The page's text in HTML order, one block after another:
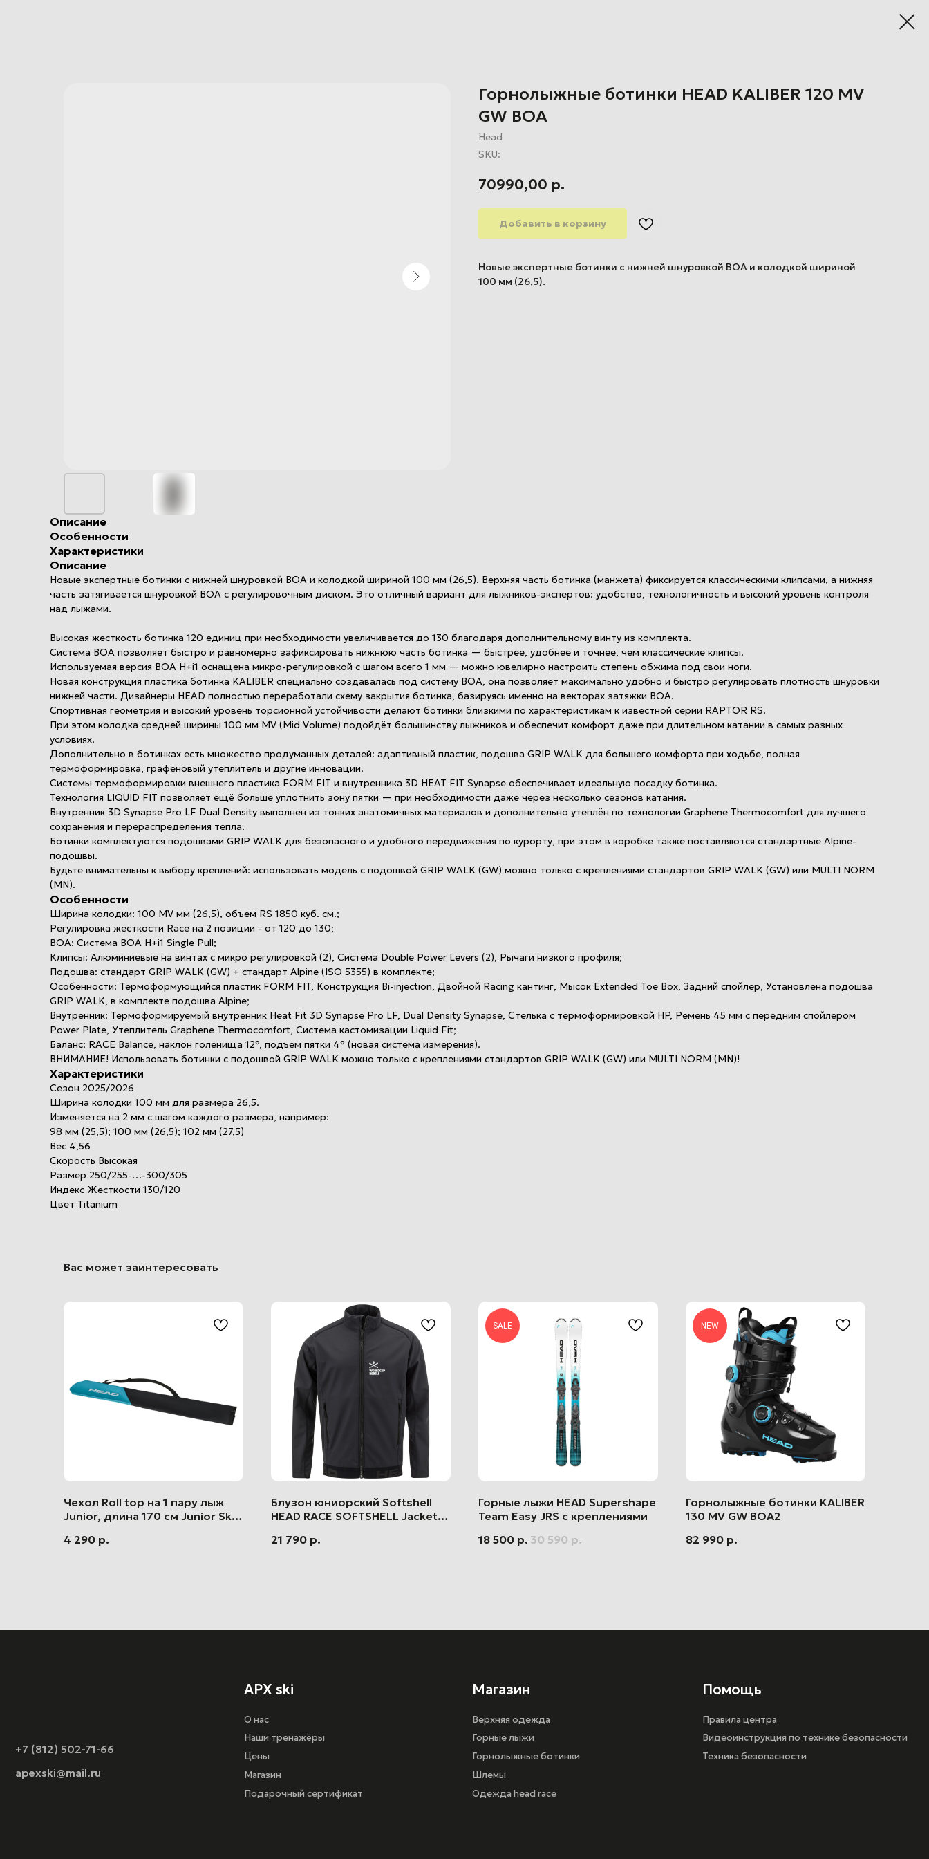
Горнолыжные ботинки HEAD KALIBER 120 MV
GW BOA
Head
SKU:
70990,00 р.
Добавить в корзину
Новые экспертные ботинки c нижней шнуровкой BOA и колодкой шириной
100 мм (26,5).
Описание
Особенности
Характеристики
Описание
Новые экспертные ботинки c нижней шнуровкой BOA и колодкой шириной 100 мм (26,5). Верхняя часть ботинка (манжета) фиксируется классическими клипсами, а нижняя
часть затягивается шнуровкой BOA с регулировочным диском. Это отличный вариант для лыжников-экспертов: удобство, технологичность и высокий уровень контроля
над лыжами.
Высокая жесткость ботинка 120 единиц при необходимости увеличивается до 130 благодаря дополнительному винту из комплекта.
Cистема BOA позволяет быстро и равномерно зафиксировать нижнюю часть ботинка — быстрее, удобнее и точнее, чем классические клипсы.
Используемая версия BOA H+i1 оснащена микро-регулировкой с шагом всего 1 мм — можно ювелирно настроить степень обжима под свои ноги.
Новая конструкция пластика ботинка KALIBER специально создавалась под систему BOA, она позволяет максимально удобно и быстро регулировать плотность шнуровки
нижней части. Дизайнеры HEAD полностью переработали схему закрытия ботинка, базируясь именно на векторах затяжки BOA.
Спортивная геометрия и высокий уровень торсионной устойчивости делают ботинки близкими по характеристикам к известной серии RAPTOR RS.
При этом колодка средней ширины 100 мм MV (Mid Volume) подойдёт большинству лыжников и обеспечит комфорт даже при длительном катании в самых разных
условиях.
Дополнительно в ботинках есть множество продуманных деталей: адаптивный пластик, подошва GRIP WALK для большего комфорта при ходьбе, полная
термоформировка, графеновый утеплитель и другие инновации.
Системы термоформировки внешнего пластика FORM FIT и внутренника 3D HEAT FIT Synapse обеспечивает идеальную посадку ботинка.
Технология LIQUID FIT позволяет ещё больше уплотнить зону пятки — при необходимости даже через несколько сезонов катания.
Внутренник 3D Synapse Pro LF Dual Density выполнен из тонких анатомичных материалов и дополнительно утеплён по технологии Graphene Thermocomfort для лучшего
сохранения и перераспределения тепла.
Ботинки комплектуются подошвами GRIP WALK для безопасного и удобного передвижения по курорту, при этом в коробке также поставляются стандартные Alpine-
подошвы.
Будьте внимательны к выбору креплений: использовать модель с подошвой GRIP WALK (GW) можно только с креплениями стандартов GRIP WALK (GW) или MULTI NORM
(MN).
Особенности
Ширина колодки: 100 MV мм (26,5), объем RS 1850 куб. см.;
Регулировка жесткости Race на 2 позиции - от 120 до 130;
BOA: Система BOA H+i1 Single Pull;
Клипсы: Алюминиевые на винтах с микро регулировкой (2), Система Double Power Levers (2), Рычаги низкого профиля;
Подошва: стандарт GRIP WALK (GW) + стандарт Alpine (ISO 5355) в комплекте;
Особенности: Термоформующийся пластик FORM FIT, Конструкция Bi-injection, Двойной Racing кантинг, Мысок Extended Toe Box, Задний спойлер, Установлена подошва
GRIP WALK, в комплекте подошва Alpine;
Внутренник: Термоформируемый внутренник Heat Fit 3D Synapse Pro LF, Dual Density Synapse, Стелька с термоформировкой HP, Ремень 45 мм c передним спойлером
Power Plate, Утеплитель Graphene Thermocomfort, Система кастомизации Liquid Fit;
Баланс: RACE Balance, наклон голенища 12°, подъем пятки 4° (новая система измерения).
ВНИМАНИЕ! Использовать ботинки с подошвой GRIP WALK можно только с креплениями стандартов GRIP WALK (GW) или MULTI NORM (MN)!
Характеристики
Сезон 2025/2026
Ширина колодки 100 мм для размера 26,5.
Изменяется на 2 мм с шагом каждого размера, например:
98 мм (25,5); 100 мм (26,5); 102 мм (27,5)
Вес 4,56
Скорость Высокая
Размер 250/255-…-300/305
Индекс Жесткости 130/120
Цвет Titanium
Вас может заинтересовать
Чехол Roll top на 1 пару лыж
Junior, длина 170 см Junior Ski
4 290 р.
Блузон юниорский Softshell
HEAD RACE SOFTSHELL Jacket
21 790 р.
SALE
Горные лыжи HEAD Supershape
Team Easy JRS с креплениями
18 500 р. 30 590 р.
NEW
Горнолыжные ботинки KALIBER
130 MV GW BOA2
82 990 р.
APX ski
ТРК ПУЛКОВО III
Магазин
Верхняя одежда
Помощь
Правила центра